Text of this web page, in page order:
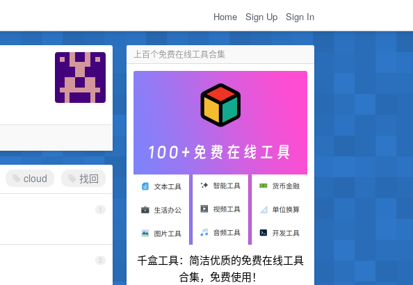
Home Sign Up Sign In
上百个免费在线工具合集
千盒工具：简洁优质的免费在线工具
合集，免费使用！
cloud 找回
1
2